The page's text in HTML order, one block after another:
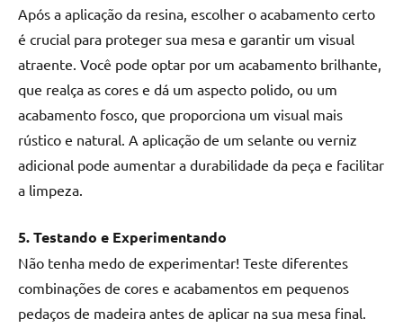
Após a aplicação da resina, escolher o acabamento certo
é crucial para proteger sua mesa e garantir um visual
atraente. Você pode optar por um acabamento brilhante,
que realça as cores e dá um aspecto polido, ou um
acabamento fosco, que proporciona um visual mais
rústico e natural. A aplicação de um selante ou verniz
adicional pode aumentar a durabilidade da peça e facilitar
a limpeza.
5. Testando e Experimentando
Não tenha medo de experimentar! Teste diferentes
combinações de cores e acabamentos em pequenos
pedaços de madeira antes de aplicar na sua mesa final.